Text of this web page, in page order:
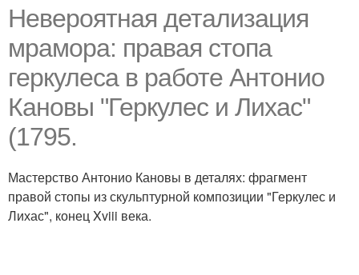
Невероятная детализация
мрамора: правая стопа
геркулеса в работе Антонио
Кановы "Геркулес и Лихас"
(1795.
Мастерство Антонио Кановы в деталях: фрагмент
правой стопы из скульптурной композиции "Геркулес и
Лихас", конец Xviii века.